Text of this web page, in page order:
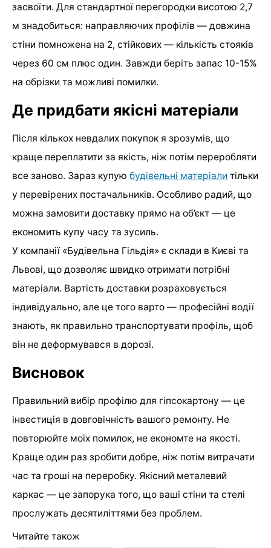
засвоїти. Для стандартної перегородки висотою 2,7
м знадобиться: направляючих профілів — довжина
стіни помножена на 2, стійкових — кількість стояків
через 60 см плюс один. Завжди беріть запас 10-15%
на обрізки та можливі помилки.
Де придбати якісні матеріали
Після кількох невдалих покупок я зрозумів, що
краще переплатити за якість, ніж потім переробляти
все заново. Зараз купую будівельні матеріали тільки
у перевірених постачальників. Особливо радий, що
можна замовити доставку прямо на об’єкт — це
економить купу часу та зусиль.
У компанії «Будівельна Гільдія» є склади в Києві та
Львові, що дозволяє швидко отримати потрібні
матеріали. Вартість доставки розраховується
індивідуально, але це того варто — професійні водії
знають, як правильно транспортувати профіль, щоб
він не деформувався в дорозі.
Висновок
Правильний вибір профілю для гіпсокартону — це
інвестиція в довговічність вашого ремонту. Не
повторюйте моїх помилок, не економте на якості.
Краще один раз зробити добре, ніж потім витрачати
час та гроші на переробку. Якісний металевий
каркас — це запорука того, що ваші стіни та стелі
прослужать десятиліттями без проблем.
Читайте також